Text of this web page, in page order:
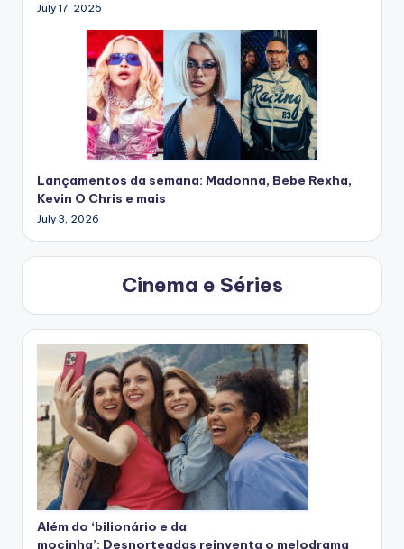
July 17, 2026
Lançamentos da semana: Madonna, Bebe Rexha,
Kevin O Chris e mais
July 3, 2026
Cinema e Séries
Além do ‘bilionário e da
mocinha’: Desnorteadas reinventa o melodrama